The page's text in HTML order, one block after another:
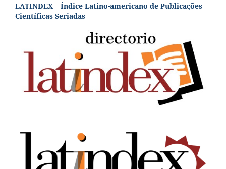
LATINDEX – Índice Latino-americano de Publicações
Científicas Seriadas